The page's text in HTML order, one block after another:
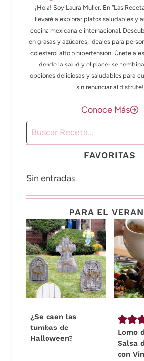
¡Hola! Soy Laura Muller. En “Las
llevaré a explorar platos saludables y
cocina mexicana e internacional.
en grasas y azúcares, ideales para
colesterol alto o hipertensión. Únete a
donde la salud y el placer se
opciones deliciosas y saludables para
sin renunciar al disfrute!
Conoce Más
Buscar
FAVORITAS
Sin entradas
PARA EL
¿Se caen las
tumbas de
Halloween?
Lomo
Salsa
con